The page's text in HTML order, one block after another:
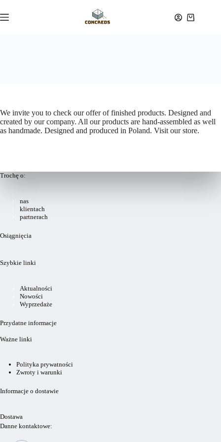
do
treści
Koszyk
We invite you to check our offer of finished products. Designed and
created by our company. All our products are hand-assembled as well
as handmade. Designed and produced in Poland. Visit our store.
Trochę o:
nas
klientach
partnerach
Osiągnięcia
Szybkie linki
Aktualności
Nowości
Wyprzedaże
Przydatne informacje
Ważne linki
Polityka prywatności
Zwroty i warunki
Informacje o dostawie
Dostawa
Danne kontaktowe: